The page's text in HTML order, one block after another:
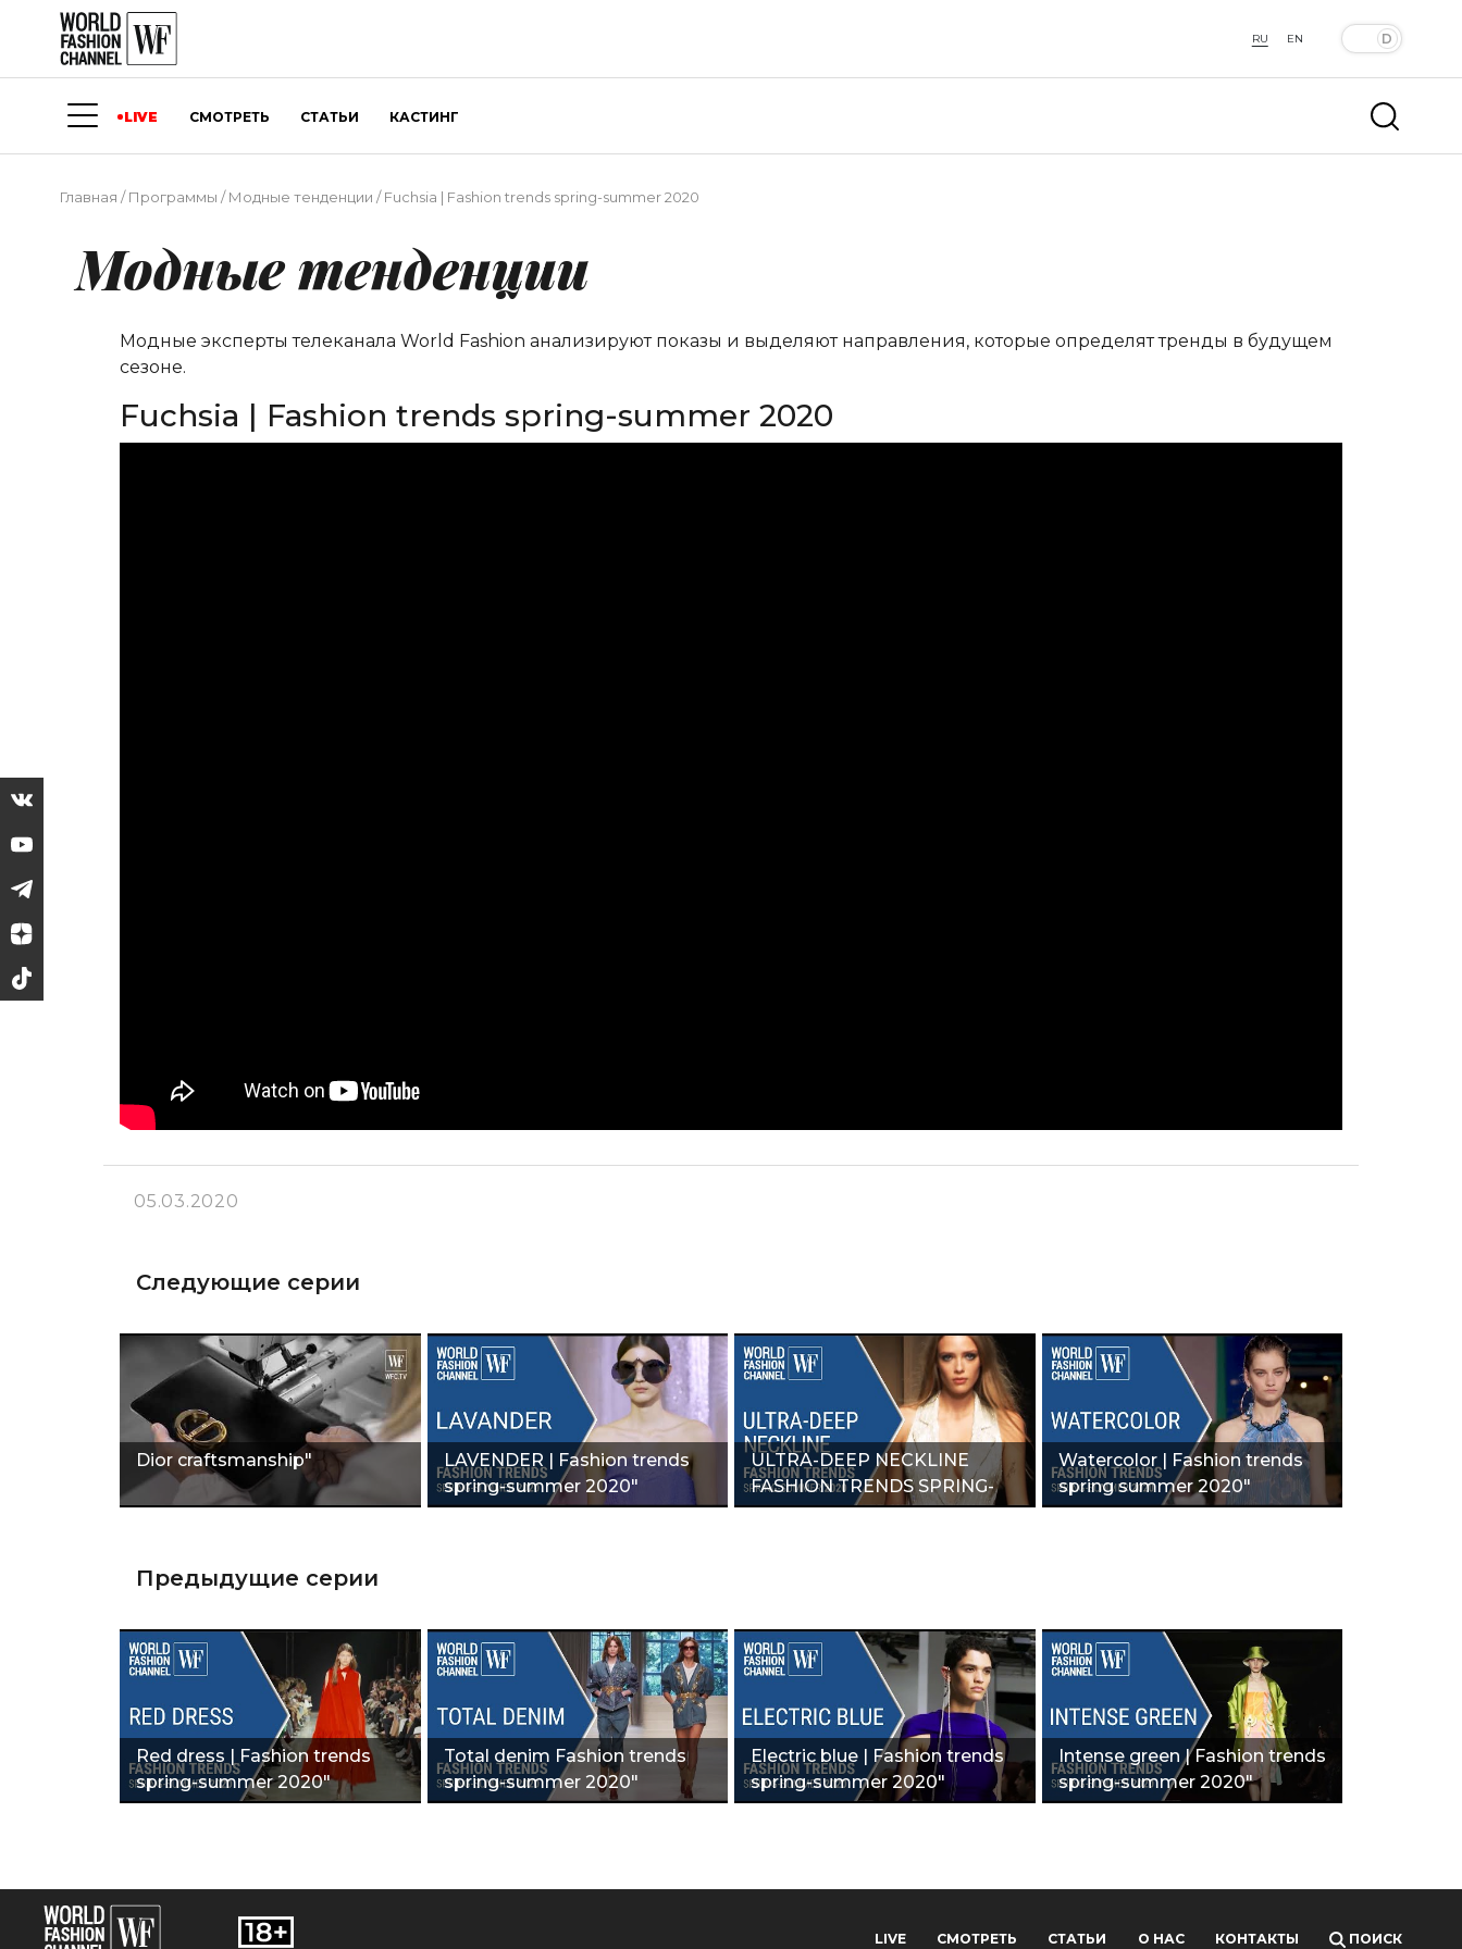
RU EN
LIVE СМОТРЕТЬ СТАТЬИ КАСТИНГ
Главная /Программы /Модные тенденции /Fuchsia | Fashion trends spring-summer 2020
Модные тенденции
Модные эксперты телеканала World Fashion анализируют показы и выделяют направления, которые определят тренды в будущем
сезоне.
Fuchsia | Fashion trends spring-summer 2020
05.03.2020
Следующие серии
Dior craftsmanship"
LAVENDER | Fashion trends
spring-summer 2020"
ULTRA-DEEP NECKLINE
FASHION TRENDS SPRING-
SUMMER 2020"
Watercolor | Fashion trends
spring summer 2020"
Предыдущие серии
Red dress | Fashion trends
spring-summer 2020"
Total denim Fashion trends
spring-summer 2020"
Electric blue | Fashion trends
spring-summer 2020"
Intense green | Fashion trends
spring-summer 2020"
LIVE СМОТРЕТЬ СТАТЬИ О НАС КОНТАКТЫ ПОИСК